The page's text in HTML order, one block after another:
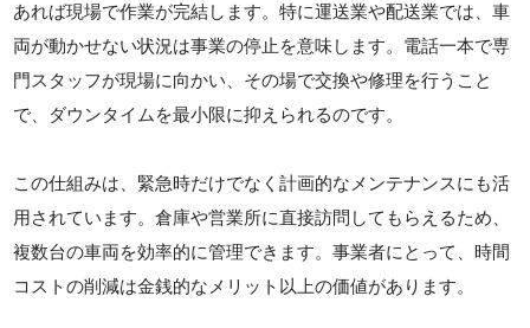
あれば現場で作業が完結します。特に運送業や配送業では、車
両が動かせない状況は事業の停止を意味します。電話一本で専
門スタッフが現場に向かい、その場で交換や修理を行うこと
で、ダウンタイムを最小限に抑えられるのです。
この仕組みは、緊急時だけでなく計画的なメンテナンスにも活
用されています。倉庫や営業所に直接訪問してもらえるため、
複数台の車両を効率的に管理できます。事業者にとって、時間
コストの削減は金銭的なメリット以上の価値があります。